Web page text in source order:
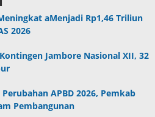
aMenjadi Rp1,46 Triliun
2026
Jambore Nasional XII, 32
APBD 2026, Pemkab
Pembangunan